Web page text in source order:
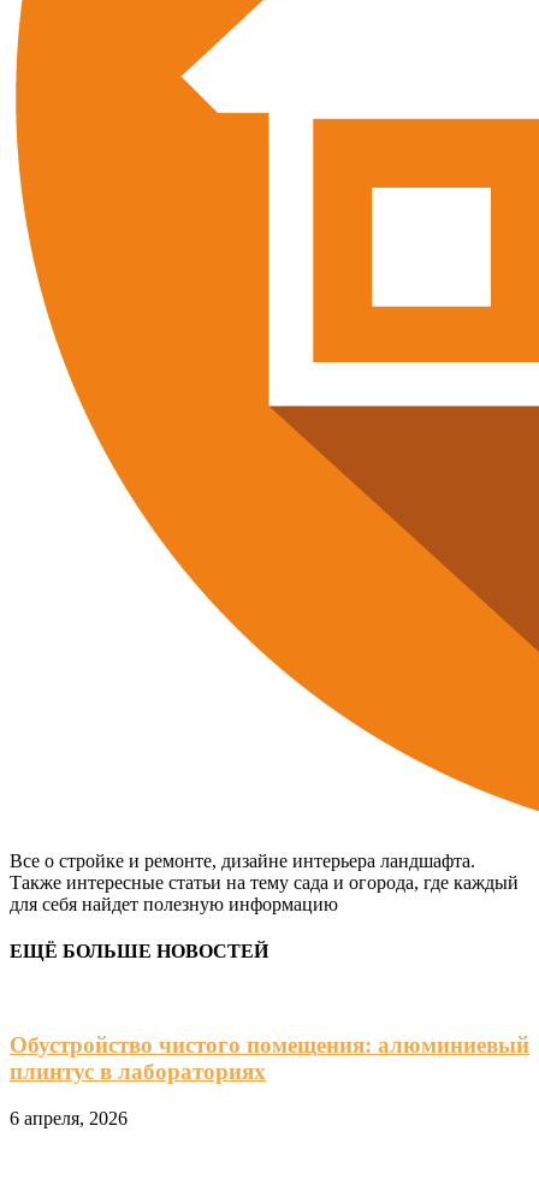
Все о стройке и ремонте, дизайне интерьера ландшафта.
Также интересные статьи на тему сада и огорода, где каждый
для себя найдет полезную информацию
ЕЩЁ БОЛЬШЕ НОВОСТЕЙ
Обустройство чистого помещения: алюминиевый
плинтус в лабораториях
6 апреля, 2026